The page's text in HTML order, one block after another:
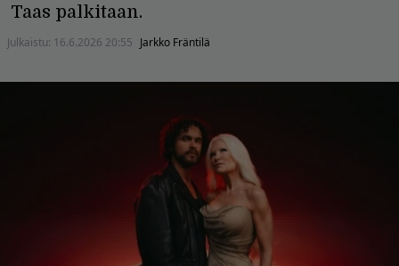
Taas palkitaan.
Julkaistu: 16.6.2026 20:55 Jarkko Fräntilä